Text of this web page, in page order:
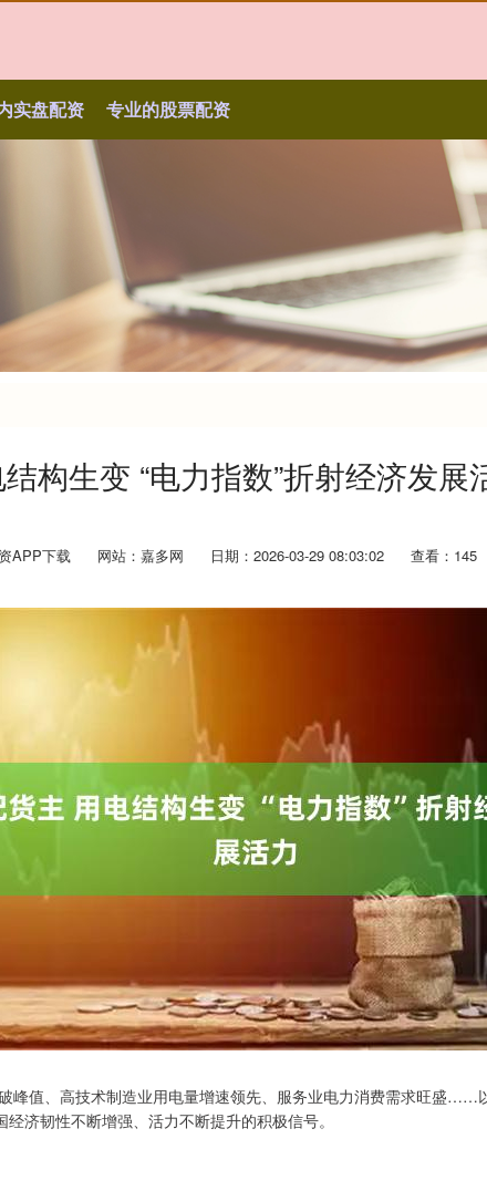
实盘配资 专业的股票配资
构生变 “电力指数”折射经济发展
APP下载 网站：嘉多网 日期：2026-03-29 08:03:02 查看：145
峰值、高技术制造业用电量增速领先、服务业电力消费需求旺盛……
经济韧性不断增强、活力不断提升的积极信号。